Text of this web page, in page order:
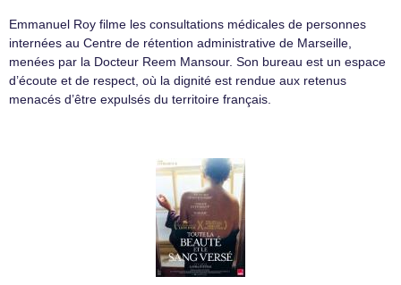
Emmanuel Roy filme les consultations médicales de personnes
internées au Centre de rétention administrative de Marseille,
menées par la Docteur Reem Mansour. Son bureau est un espace
d’écoute et de respect, où la dignité est rendue aux retenus
menacés d’être expulsés du territoire français.